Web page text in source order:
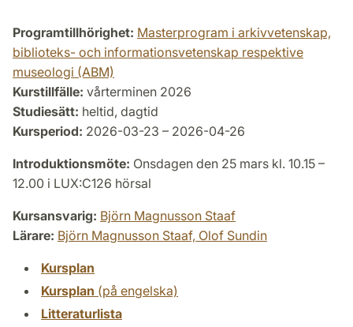
Programtillhörighet: Masterprogram i arkivvetenskap,
biblioteks- och informationsvetenskap respektive
museologi (ABM)
Kurstillfälle: vårterminen 2026
Studiesätt: heltid, dagtid
Kursperiod: 2026-03-23 – 2026-04-26
Introduktionsmöte: Onsdagen den 25 mars kl. 10.15 –
12.00 i LUX:C126 hörsal
Kursansvarig: Björn Magnusson Staaf
Lärare: Björn Magnusson Staaf, Olof Sundin
Kursplan
Kursplan (på engelska)
Litteraturlista